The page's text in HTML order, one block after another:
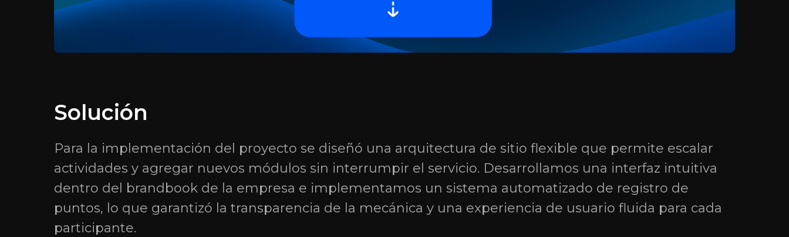
Solución
Para la implementación del proyecto se diseñó una arquitectura de sitio flexible que permite escalar
actividades y agregar nuevos módulos sin interrumpir el servicio. Desarrollamos una interfaz intuitiva
dentro del brandbook de la empresa e implementamos un sistema automatizado de registro de
puntos, lo que garantizó la transparencia de la mecánica y una experiencia de usuario fluida para cada
participante.